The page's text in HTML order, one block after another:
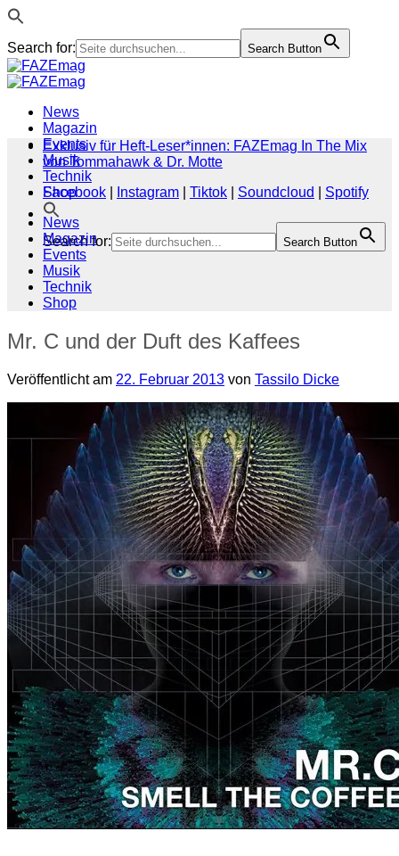
Search for: Search Button
Zum
Inhalt
News
Magazin
Events
Musik
Technik
Shop
Search for: Search Button
Exklusiv für Heft-Leser*innen: FAZEmag In The Mix
von Tommahawk & Dr. Motte
Facebook
Instagram Tiktok Soundcloud
Spotify
News
Magazin
Events
Musik
Technik
Shop
Mr. C und der Duft des Kaffees
Veröffentlicht am 22. Februar 2013 von Tassilo Dicke